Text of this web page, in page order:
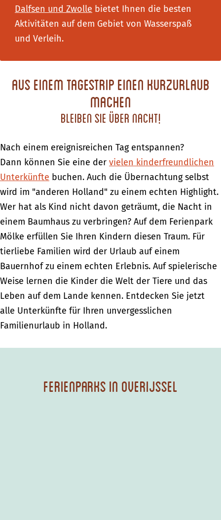
Dalfsen und Zwolle bietet Ihnen die besten
Aktivitäten auf dem Gebiet von Wasserspaß
und Verleih.
Aus einem Tagestrip einen Kurzurlaub
machen
Bleiben Sie über Nacht!
Nach einem ereignisreichen Tag entspannen?
Dann können Sie eine der vielen kinderfreundlichen
Unterkünfte buchen. Auch die Übernachtung selbst
wird im "anderen Holland" zu einem echten Highlight.
Wer hat als Kind nicht davon geträumt, die Nacht in
einem Baumhaus zu verbringen? Auf dem Ferienpark
Mölke erfüllen Sie Ihren Kindern diesen Traum. Für
tierliebe Familien wird der Urlaub auf einem
Bauernhof zu einem echten Erlebnis. Auf spielerische
Weise lernen die Kinder die Welt der Tiere und das
Leben auf dem Lande kennen. Entdecken Sie jetzt
alle Unterkünfte für Ihren unvergesslichen
Familienurlaub in Holland.
Ferienparks in Overijssel